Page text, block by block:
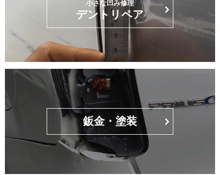
小さな凹み修理
デントリペア
鈑金・塗装